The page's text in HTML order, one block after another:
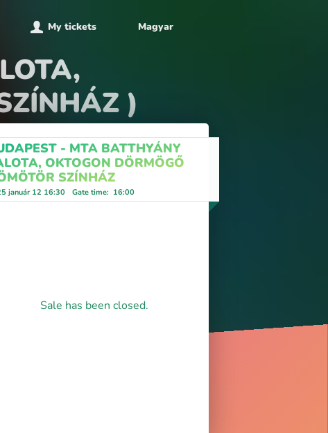
My tickets Magyar
)
- MTA BATTHYÁNY
OKTOGON DÖRMÖGŐ
SZÍNHÁZ
január 12 16:30 Gate time: 16:00
Sale has been closed.